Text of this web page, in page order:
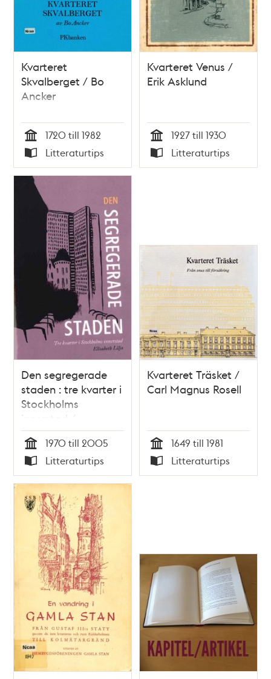
Kvarteret
Skvalberget / Bo
Ancker
Tid
1720 till 1982
Typ
Litteraturtips
Kvarteret Venus /
Erik Asklund
Tid
1927 till 1930
Typ
Litteraturtips
Den segregerade
staden : tre kvarter i
Stockholms
innerstad /
Elisabeth Lilja
Tid
1970 till 2005
Typ
Litteraturtips
Kvarteret Träsket /
Carl Magnus Rosell
Tid
1649 till 1981
Typ
Litteraturtips